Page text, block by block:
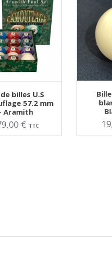
Note
5.00
sur 5
AU PANIER
billes U.S
57.2 mm
Aramith
€ TTC